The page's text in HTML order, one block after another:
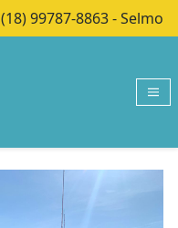
(18) 99787-8863 - Selmo